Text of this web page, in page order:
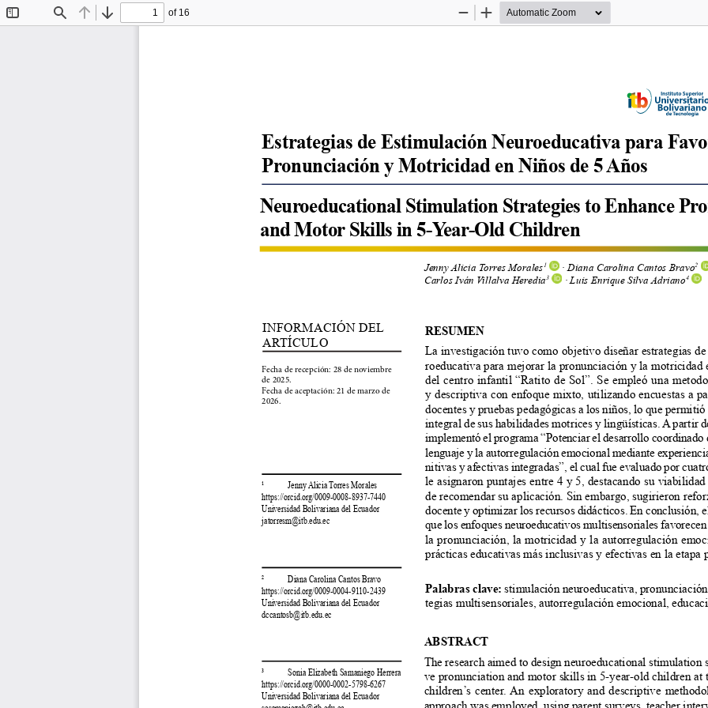
Find Previous
Next
of 16
Zoom
Zoom
INFORMACIÓN DEL
ARTÍCULO
Estrategias de Estimulación Neuroeducativa para
Pronunciación y Motricidad en Niños de 5 Años
Neuroeducational Stimulation Strategies to Enhance
and Motor Skills in 5-Year-Old Children
RESUMEN
La investigación tuvo como objetivo diseñar estrategias
roeducativa para mejorar la pronunciación y la motricidad
del centro infantil “Ratito de Sol”. Se empleó una
y descriptiva con enfoque mixto, utilizando encuestas a
docentes y pruebas pedagógicas a los niños, lo que
integral de sus habilidades motrices y lingüísticas. A partir
implementó el programa “Potenciar el desarrollo coordinado
lenguaje y la autorregulación emocional mediante
nitivas y afectivas integradas”, el cual fue evaluado por
le asignaron puntajes entre 4 y 5, destacando su
de recomendar su aplicación. Sin embargo, sugirieron
docente y optimizar los recursos didácticos. En conclusión,
que los enfoques neuroeducativos multisensoriales
la pronunciación, la motricidad y la autorregulación
prácticas educativas más inclusivas y efectivas en la etapa
Palabras clave: stimulación neuroeducativa,
tegias multisensoriales, autorregulación emocional,
ABSTRACT
The research aimed to design neuroeducational stimulation
ve pronunciation and motor skills in 5-year-old children at
children’s center. An exploratory and descriptive
approach was employed, using parent surveys, teacher
Jenny Alicia Torres Morales 1 · Diana Carolina Cantos Bravo2
Carlos Iván Villalva Heredia3 · Luis Enrique Silva Adriano4
¹            Jenny Alicia Torres Morales
https://orcid.org/0009-0008-8937-7440
Universidad Bolivariana del Ecuador
jatorresm@itb.edu.ec
²            Diana Carolina Cantos Bravo
https://orcid.org/0009-0004-9110-2439
Universidad Bolivariana del Ecuador
dccantosb@itb.edu.ec
³            Sonia Elizabeth Samaniego Herrera
https://orcid.org/0000-0002-5798-6267
Universidad Bolivariana del Ecuador
Fecha de recepción: 28 de noviembre
de 2025.
Fecha de aceptación: 21 de marzo de
2026.